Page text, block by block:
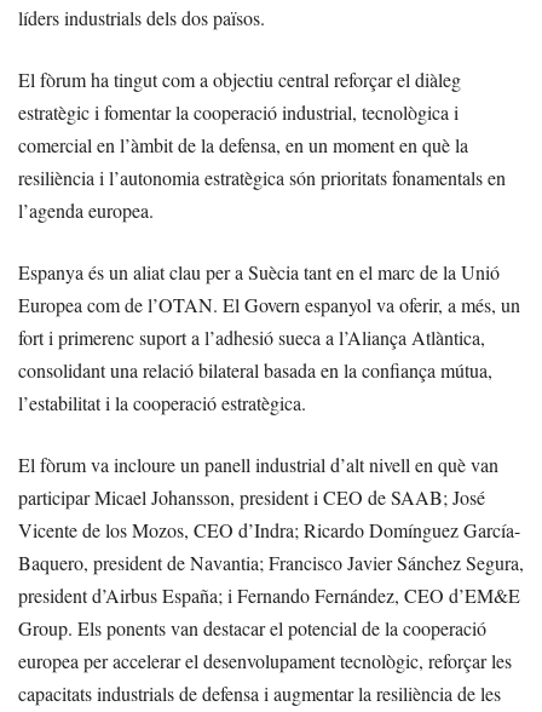
líders industrials dels dos països.
El fòrum ha tingut com a objectiu central reforçar el diàleg
estratègic i fomentar la cooperació industrial, tecnològica i
comercial en l’àmbit de la defensa, en un moment en què la
resiliència i l’autonomia estratègica són prioritats fonamentals en
l’agenda europea.
Espanya és un aliat clau per a Suècia tant en el marc de la Unió
Europea com de l’OTAN. El Govern espanyol va oferir, a més, un
fort i primerenc suport a l’adhesió sueca a l’Aliança Atlàntica,
consolidant una relació bilateral basada en la confiança mútua,
l’estabilitat i la cooperació estratègica.
El fòrum va incloure un panell industrial d’alt nivell en què van
participar Micael Johansson, president i CEO de SAAB; José
Vicente de los Mozos, CEO d’Indra; Ricardo Domínguez García-
Baquero, president de Navantia; Francisco Javier Sánchez Segura,
president d’Airbus España; i Fernando Fernández, CEO d’EM&E
Group. Els ponents van destacar el potencial de la cooperació
europea per accelerar el desenvolupament tecnològic, reforçar les
capacitats industrials de defensa i augmentar la resiliència de les